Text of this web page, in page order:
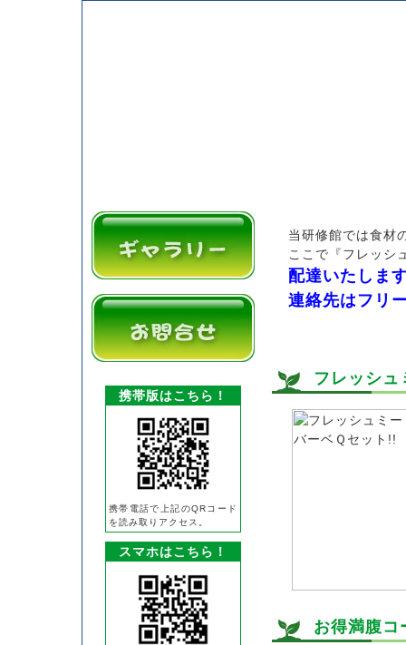
携帯版はこちら！
携帯電話で上記のQRコード
を読み取りアクセス。
スマホはこちら！
当研修館では食材
ここで『フレッシ
配達いたしま
連絡先はフリ
フレッシ
お得満腹コ